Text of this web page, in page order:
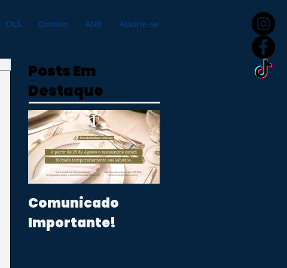
CILS Contato ACIX Associe-se
Posts Em
Destaque
Comunicado
Importante!